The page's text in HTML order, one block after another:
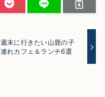
週末に行きたい山鹿の子
連れカフェ＆ランチ6選